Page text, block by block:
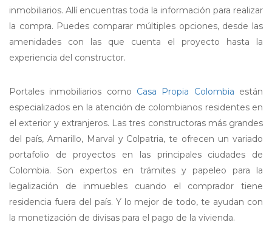
inmobiliarios. Allí encuentras toda la información para realizar
la compra. Puedes comparar múltiples opciones, desde las
amenidades con las que cuenta el proyecto hasta la
experiencia del constructor.
Portales inmobiliarios como Casa Propia Colombia están
especializados en la atención de colombianos residentes en
el exterior y extranjeros. Las tres constructoras más grandes
del país, Amarillo, Marval y Colpatria, te ofrecen un variado
portafolio de proyectos en las principales ciudades de
Colombia. Son expertos en trámites y papeleo para la
legalización de inmuebles cuando el comprador tiene
residencia fuera del país. Y lo mejor de todo, te ayudan con
la monetización de divisas para el pago de la vivienda.